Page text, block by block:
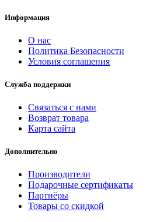
Информация
О нас
Политика Безопасности
Условия соглашения
Служба поддержки
Связаться с нами
Возврат товара
Карта сайта
Дополнительно
Производители
Подарочные сертификаты
Партнёры
Товары со скидкой